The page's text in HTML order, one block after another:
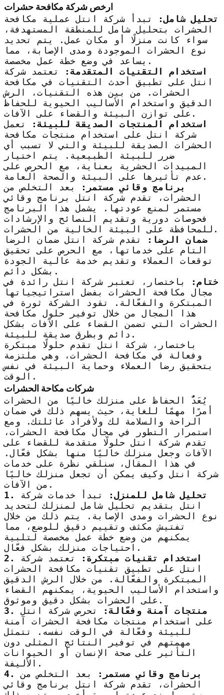
ارخص شركة مكافحة حشرات
تحليل شامل:
تبدأ شركة انتل عملية مكافحة
الحشرات بتحليل شامل للمنطقة المستهدفة،
سواء كانت منزلًا أو مكان عمل. يتم تحديد
نوع الحشرات الموجودة ومدى الإصابة، مما
يساعد في وضع خطة عمل مخصصة.
استخدام التقنيات المتقدمة:
تعتمد شركة
انتل على تطبيق أحدث التقنيات في مكافحة
الحشرات. من بين هذه التقنيات، الرش
الدقيق واستخدام الأساليب الحيوية للحفاظ
على توازن البيئة والقضاء على الآفات.
استخدام المنتجات الصديقة للبيئة:
تعمل
شركة انتل على استخدام منتجات مكافحة
الحشرات الصديقة للبيئة والتي لا تسبب أي
ضرر للبيئة الطبيعية. يتم اختيار
المبيدات الحشرية بعناية، مع الحرص على
عدم تأثيرها على البيئة والصحة العامة.
برنامج وقائي مستمر:
بعد التخلص من
الحشرات، تقدم شركة انتل برنامج وقائي
مستمر لمنع عودتها. يشمل هذا البرنامج
فحوصات دورية وتقديم النصائح والإرشادات
للمحافظة على البيئة الخالية من الحشرات.
ضمان الرضا:
تقدم شركة انتل ضمان الرضا
التام على خدماتها، مع الحرص على تحقيق
توقعات العملاء وتقديم خدمة عالية الجودة
بشكل دائم.
ختام:
باختصار، تعتبر شركة انتل رائدة في
مجال مكافحة الحشرات بفضل استراتيجياتها
المبتكرة والفعّالة. تقود الشركة ثورة في
هذا المجال من خلال توفير حلول مكافحة
الحشرات التي تضمن القضاء على الآفات بشكل
دائم وبطرق صديقة للبيئة.
باختصار، شركة انتل تقدم حلولًا مبتكرة
وفعالة في مكافحة الحشرات، وهي ملتزمة
بتحقيق رضا العملاء وحماية البيئة في نفس
الوقت.
شركات مكاحة الحشرات
يُعَدُّ الحفاظ على منزلك خاليًا من الحشرات
أمرًا مهمًا للغاية، حيث يسهم ذلك في ضمان
الراحة والسلامة لك ولأفراد عائلتك. ومع
استمرار التطور في مجال مكافحة الحشرات،
تقدم شركة انتل حلولًا متقدمة للقضاء على
الآفات وجعل منزلك خاليًا منها بشكل فعّال.
في هذا المقال، سنلقي نظرة على خدمات
شركة انتل وكيف يمكن أن تجعل منزلك خاليًا
من الآفات.
1. تحليل شامل للمنزل:
تبدأ خدمات شركة
انتل بتقديم تحليل شامل لمنزلك لتحديد
نوع الحشرات ومدى الإصابة. يتم ذلك من خلال
تفتيش مكثف وتقييم دقيق للوضع، مما
يمكنهم من وضع خطة عمل مخصصة لتلبية
احتياجات منزلك بشكل فعّال.
2. استخدام تقنيات مبتكرة:
تعتمد شركة
انتل على تطبيق تقنيات مكافحة الحشرات
المبتكرة والفعّالة. من خلال الرش الدقيق
واستخدام الأساليب الحيوية، يمكنهم القضاء
على الحشرات بشكل دقيق وموثوق.
3. منتجات آمنة وفعّالة:
تحرص شركة انتل
على استخدام منتجات مكافحة الحشرات آمنة
للبيئة وفعّالة في الوقت نفسه. تتمثل
مهمتهم في توفير النتائج المثلى دون
التأثير على صحة الإنسان أو الحيوانات
الأليفة.
4. برنامج وقائي مستمر:
بعد التخلص من
الحشرات، تقدم شركة انتل برنامج وقائي